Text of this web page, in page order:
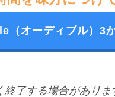
（オーディブル）3
了する場合がありま